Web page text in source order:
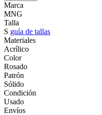
Marca
MNG
Talla
S guía de tallas
Materiales
Acrílico
Color
Rosado
Patrón
Sólido
Condición
Usado
Envíos